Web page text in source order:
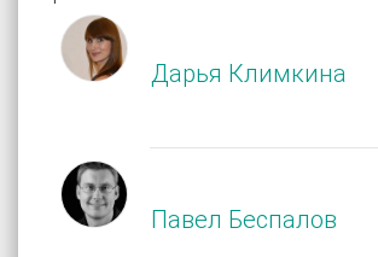
Дарья Климкина
Павел Беспалов